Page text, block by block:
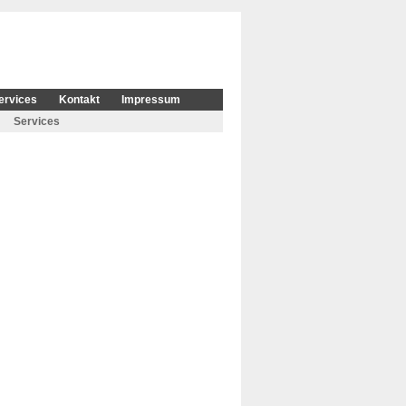
Kontakt
Impressum
Services